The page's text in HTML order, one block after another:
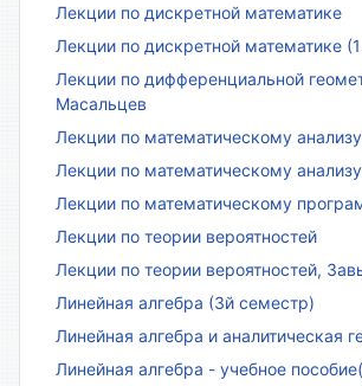
Лекции по дискретной математике
Лекции по дискретной математике
Лекции по дифференциальной
Масальцев
Лекции по математическому
Лекции по математическому
Лекции по математическому
Лекции по теории вероятностей
Лекции по теории вероятностей,
Линейная алгебра (3й семестр)
Линейная алгебра и аналитическая
Линейная алгебра - учебное